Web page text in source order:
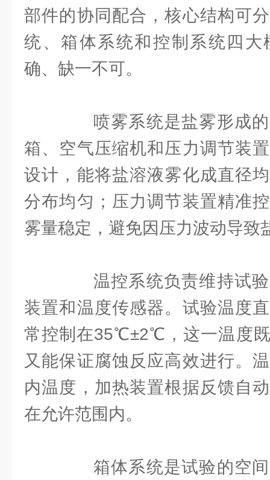
部件的协同配合，核心结构可
统、箱体系统和控制系统四大
确、缺一不可。
喷雾系统是盐雾形成的
箱、空气压缩机和压力调节装
设计，能将盐溶液雾化成直径
分布均匀；压力调节装置精准
雾量稳定，避免因压力波动导致
温控系统负责维持试验
装置和温度传感器。试验温度
常控制在35℃±2℃，这一温度
又能保证腐蚀反应高效进行。
内温度，加热装置根据反馈自
在允许范围内。
箱体系统是试验的空间